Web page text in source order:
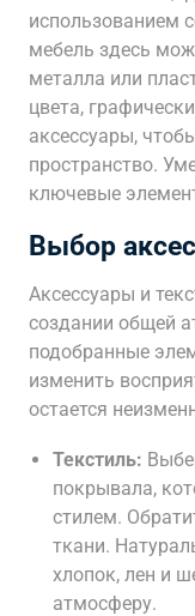
использованием
мебель здесь
металла или
цвета,
аксессуары,
пространство.
ключевые
Выбор
Аксессуары и
создании общей
подобранные
изменить
остается
Текстиль:
покрывала,
стилем.
ткани.
хлопок, лен и
атмосферу.